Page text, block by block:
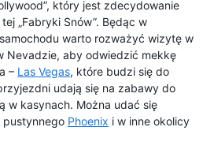
który jest zdecydowanie
„Fabryki Snów”. Będąc w
warto rozważyć wizytę w
Nevadzie, aby odwiedzić mekkę
– Las Vegas, które budzi się do
udają się na zabawy do
w kasynach. Można udać się
pustynnego Phoenix i w inne okolicy